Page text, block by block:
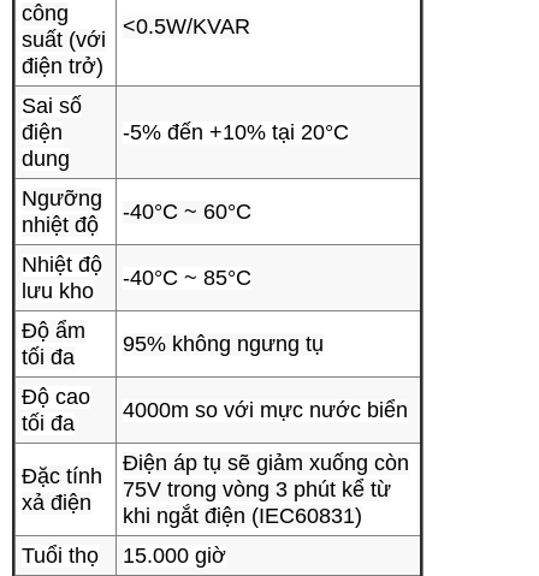
công
suất (với
điện trở)
<0.5W/KVAR
Sai số
điện
dung
-5% đến +10% tại 20°C
Ngưỡng
nhiệt độ
-40°C ~ 60°C
Nhiệt độ
lưu kho
-40°C ~ 85°C
Độ ẩm
tối đa
95% không ngưng tụ
Độ cao
tối đa
4000m so với mực nước biển
Đặc tính
xả điện
Điện áp tụ sẽ giảm xuống còn
75V trong vòng 3 phút kể từ
khi ngắt điện (IEC60831)
Tuổi thọ
15.000 giờ